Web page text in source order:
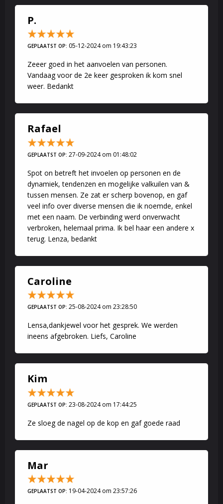
P.
GEPLAATST OP: 05-12-2024 om 19:43:23
Zeeer goed in het aanvoelen van personen.
Vandaag voor de 2e keer gesproken ik kom snel
weer. Bedankt
Rafael
GEPLAATST OP: 27-09-2024 om 01:48:02
Spot on betreft het invoelen op personen en de
dynamiek, tendenzen en mogelijke valkuilen van &
tussen mensen. Ze zat er scherp bovenop, en gaf
veel info over diverse mensen die ik noemde, enkel
met een naam. De verbinding werd onverwacht
verbroken, helemaal prima. Ik bel haar een andere x
terug. Lenza, bedankt
Caroline
GEPLAATST OP: 25-08-2024 om 23:28:50
Lensa,dankjewel voor het gesprek. We werden
ineens afgebroken. Liefs, Caroline
Kim
GEPLAATST OP: 23-08-2024 om 17:44:25
Ze sloeg de nagel op de kop en gaf goede raad
Mar
GEPLAATST OP: 19-04-2024 om 23:57:26